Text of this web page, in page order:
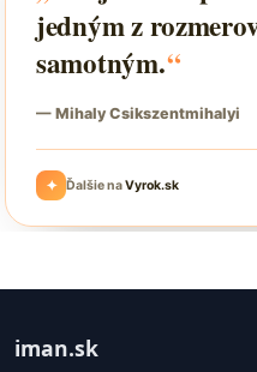
iman.sk